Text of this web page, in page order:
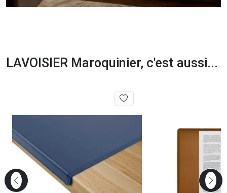
LAVOISIER Maroquinier, c'est aussi...